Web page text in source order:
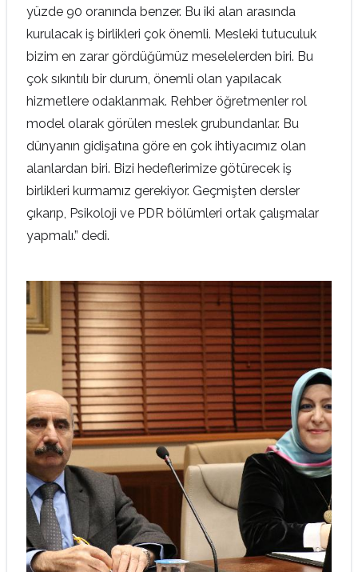
yüzde 90 oranında benzer. Bu iki alan arasında
kurulacak iş birlikleri çok önemli. Mesleki tutuculuk
bizim en zarar gördüğümüz meselelerden biri. Bu
çok sıkıntılı bir durum, önemli olan yapılacak
hizmetlere odaklanmak. Rehber öğretmenler rol
model olarak görülen meslek grubundanlar. Bu
dünyanın gidişatına göre en çok ihtiyacımız olan
alanlardan biri. Bizi hedeflerimize götürecek iş
birlikleri kurmamız gerekiyor. Geçmişten dersler
çıkarıp, Psikoloji ve PDR bölümleri ortak çalışmalar
yapmalı.” dedi.